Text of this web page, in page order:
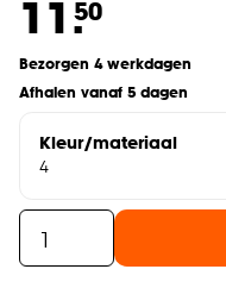
11.50
Bezorgen 4 werkdagen
Afhalen vanaf 5 dagen
Kleur/materiaal
4